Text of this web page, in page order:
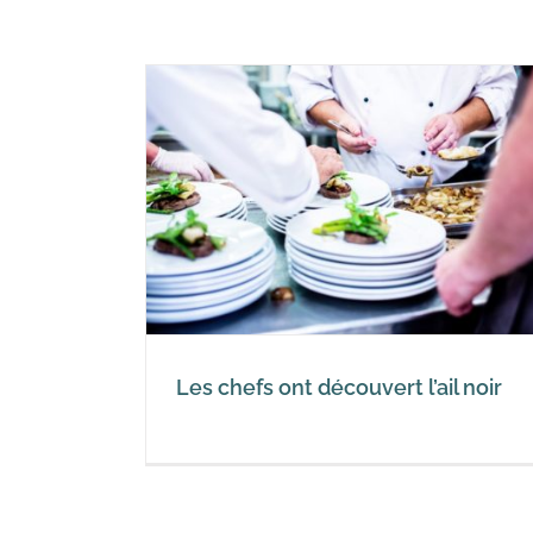
Les chefs ont découvert l’ail noir